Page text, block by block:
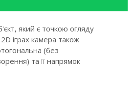
який є точкою огляду
іграх камера також
(без
та її напрямок